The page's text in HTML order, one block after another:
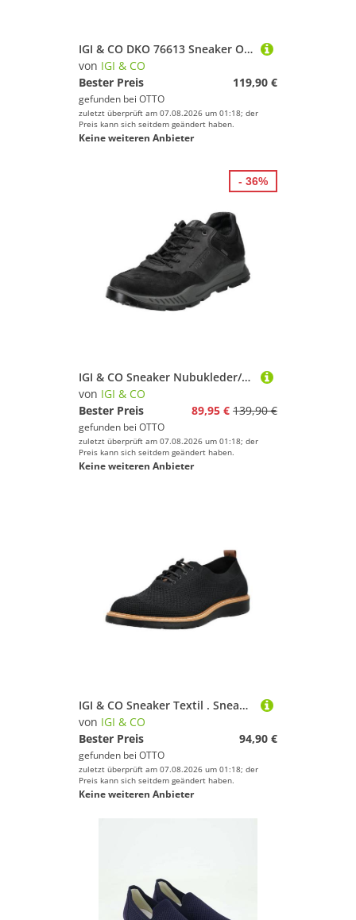
IGI & CO DKO 76613 Sneaker Obermaterial: Leder und Sonstiges Material
von IGI & CO
Bester Preis
119,90 €
gefunden bei OTTO
zuletzt überprüft am 07.08.2026 um 01:18; der
Preis kann sich seitdem geändert haben.
Keine weiteren Anbieter
IGI & CO Sneaker Nubukleder/Textil . Sneaker (1-tlg)
von IGI & CO
Bester Preis
89,95 € 139,90 €
gefunden bei OTTO
zuletzt überprüft am 07.08.2026 um 01:18; der
Preis kann sich seitdem geändert haben.
Keine weiteren Anbieter
- 36%
IGI & CO Sneaker Textil . Sneaker (1-tlg)
von IGI & CO
Bester Preis
94,90 €
gefunden bei OTTO
zuletzt überprüft am 07.08.2026 um 01:18; der
Preis kann sich seitdem geändert haben.
Keine weiteren Anbieter